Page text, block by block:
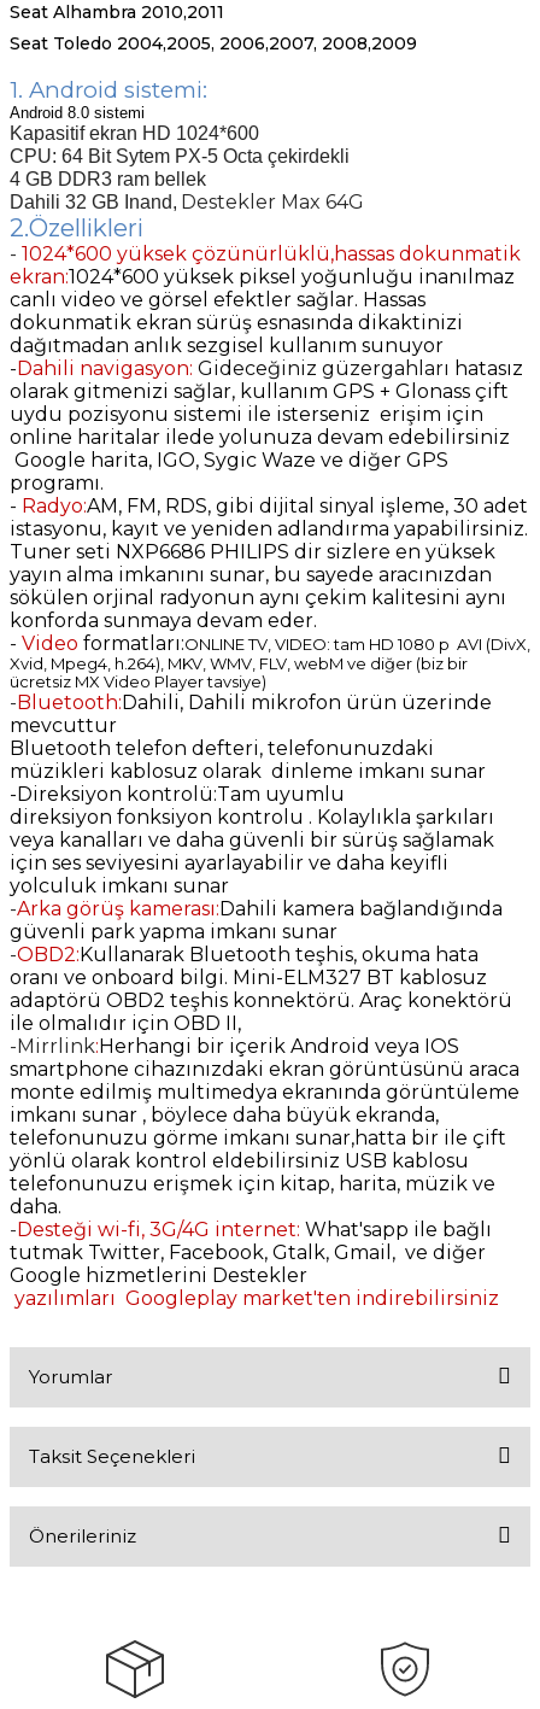
Seat Alhambra 2010,2011
Seat Toledo 2004,2005, 2006,2007, 2008,2009
1. Android sistemi:
Android 8.0 sistemi
Kapasitif ekran HD 1024*600
CPU: 64 Bit Sytem PX-5 Octa çekirdekli
4 GB DDR3 ram bellek
Dahili 32 GB Inand, Destekler Max 64G
2.Özellikleri
- 1024*600 yüksek çözünürlüklü,hassas dokunmatik
ekran:1024*600 yüksek piksel yoğunluğu inanılmaz
canlı video ve görsel efektler sağlar. Hassas
dokunmatik ekran sürüş esnasında dikaktinizi
dağıtmadan anlık sezgisel kullanım sunuyor
-Dahili navigasyon: Gideceğiniz güzergahları hatasız
olarak gitmenizi sağlar, kullanım GPS + Glonass çift
uydu pozisyonu sistemi ile isterseniz erişim için
online haritalar ilede yolunuza devam edebilirsiniz
Google harita, IGO, Sygic Waze ve diğer GPS
programı.
- Radyo:AM, FM, RDS, gibi dijital sinyal işleme, 30 adet
istasyonu, kayıt ve yeniden adlandırma yapabilirsiniz.
Tuner seti NXP6686 PHILIPS dir sizlere en yüksek
yayın alma imkanını sunar, bu sayede aracınızdan
sökülen orjinal radyonun aynı çekim kalitesini aynı
konforda sunmaya devam eder.
- Video formatları:ONLINE TV, VIDEO: tam HD 1080 p AVI (DivX,
Xvid, Mpeg4, h.264), MKV, WMV, FLV, webM ve diğer (biz bir
ücretsiz MX Video Player tavsiye)
-Bluetooth:Dahili, Dahili mikrofon ürün üzerinde
mevcuttur
Bluetooth telefon defteri, telefonunuzdaki
müzikleri kablosuz olarak dinleme imkanı sunar
-Direksiyon kontrolü:Tam uyumlu
direksiyon fonksiyon kontrolu . Kolaylıkla şarkıları
veya kanalları ve daha güvenli bir sürüş sağlamak
için ses seviyesini ayarlayabilir ve daha keyifli
yolculuk imkanı sunar
-Arka görüş kamerası:Dahili kamera bağlandığında
güvenli park yapma imkanı sunar
-OBD2:Kullanarak Bluetooth teşhis, okuma hata
oranı ve onboard bilgi. Mini-ELM327 BT kablosuz
adaptörü OBD2 teşhis konnektörü. Araç konektörü
ile olmalıdır için OBD II,
-Mirrlink:Herhangi bir içerik Android veya IOS
smartphone cihazınızdaki ekran görüntüsünü araca
monte edilmiş multimedya ekranında görüntüleme
imkanı sunar , böylece daha büyük ekranda,
telefonunuzu görme imkanı sunar,hatta bir ile çift
yönlü olarak kontrol eldebilirsiniz USB kablosu
telefonunuzu erişmek için kitap, harita, müzik ve
daha.
-Desteği wi-fi, 3G/4G internet: What'sapp ile bağlı
tutmak Twitter, Facebook, Gtalk, Gmail, ve diğer
Google hizmetlerini Destekler
yazılımları Googleplay market'ten indirebilirsiniz
Yorumlar
Taksit Seçenekleri
Önerileriniz
tarafımıza iletebilirsiniz.
Görüş ve önerileriniz için teşekkür ederiz.